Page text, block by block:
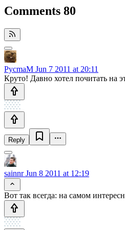
Comments 80
PycmaM Jun 7 2011 at 20:11
Круто! Давно хотел почитать на
Reply
sainnrJun 8 2011 at 12:19
Вот так всегда: на самом